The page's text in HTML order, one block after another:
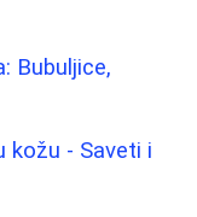
Bubuljice,
kožu - Saveti i